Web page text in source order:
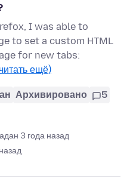
I was able to
to set a custom HTML
for new tabs:
ещё)
Архивировано
5
3 года назад